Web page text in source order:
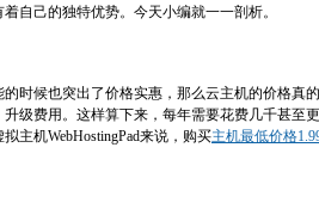
自己的独特优势。今天小编就一一剖析。
时候也突出了价格实惠，那么云主机的价格真
级费用。这样算下来，每年需要花费几千甚至
主机WebHostingPad来说，购买主机最低价格